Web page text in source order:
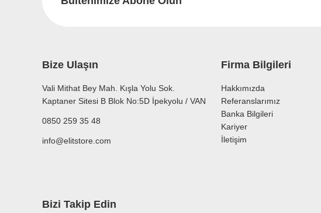
Bize Ulaşın
Vali Mithat Bey Mah. Kışla Yolu Sok.
Kaptaner Sitesi B Blok No:5D İpekyolu / VAN
0850 259 35 48
info@elitstore.com
Firma Bilgileri
Hakkımızda
Referanslarımız
Banka Bilgileri
Kariyer
İletişim
Bizi Takip Edin